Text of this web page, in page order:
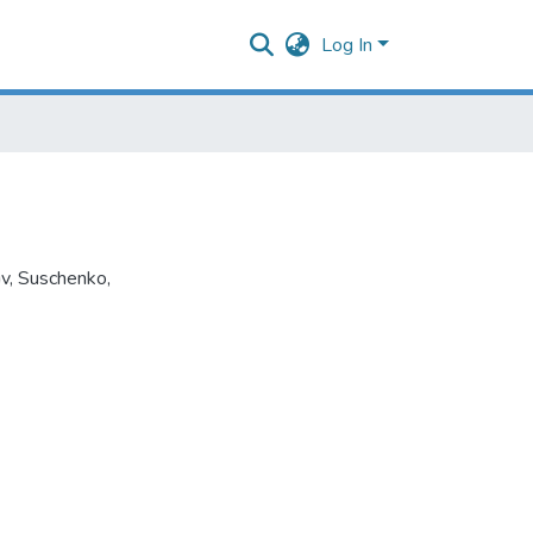
Log In
, Suschenko,